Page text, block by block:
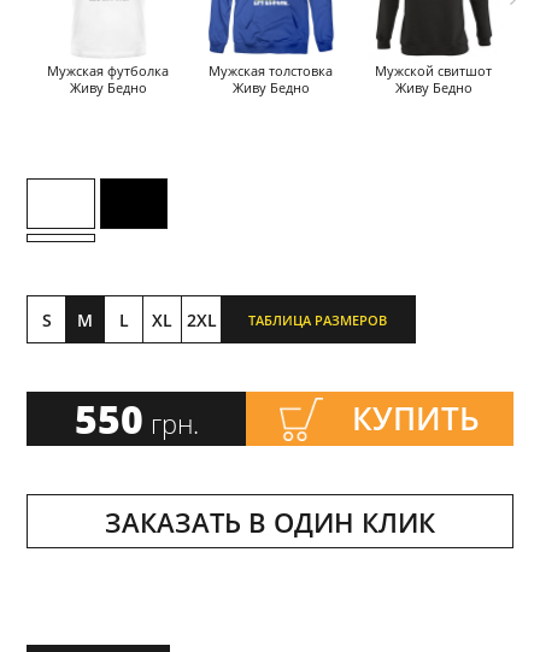
Мужская футболка
Живу Бедно
Мужская толстовка
Живу Бедно
Мужской свитшот
Живу Бедно
S M L XL 2XL ТАБЛИЦА РАЗМЕРОВ
550 грн. КУПИТЬ
ЗАКАЗАТЬ В ОДИН КЛИК